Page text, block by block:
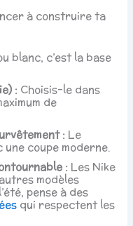
à construire ta
blanc, c’est la base
: Choisis-le dans
de
: Le
coupe moderne.
: Les Nike
modèles
pense à des
qui respectent les